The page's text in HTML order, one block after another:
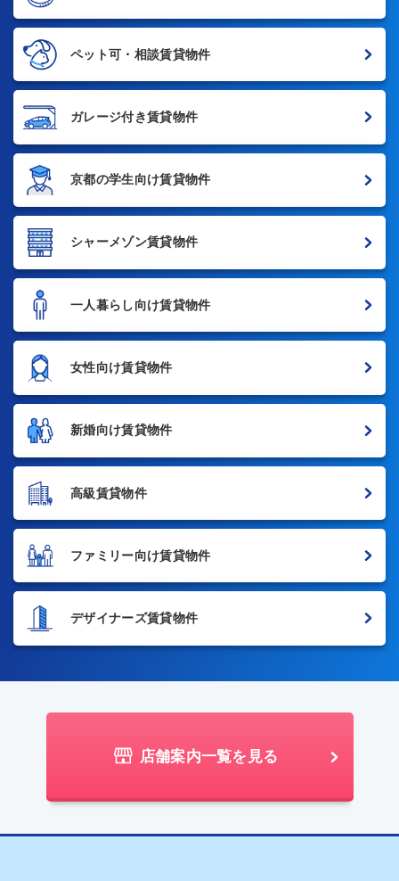
ペット可・相談賃貸物件
ガレージ付き賃貸物件
京都の学生向け賃貸物件
シャーメゾン賃貸物件
一人暮らし向け賃貸物件
女性向け賃貸物件
新婚向け賃貸物件
高級賃貸物件
ファミリー向け賃貸物件
デザイナーズ賃貸物件
店舗案内一覧を見る